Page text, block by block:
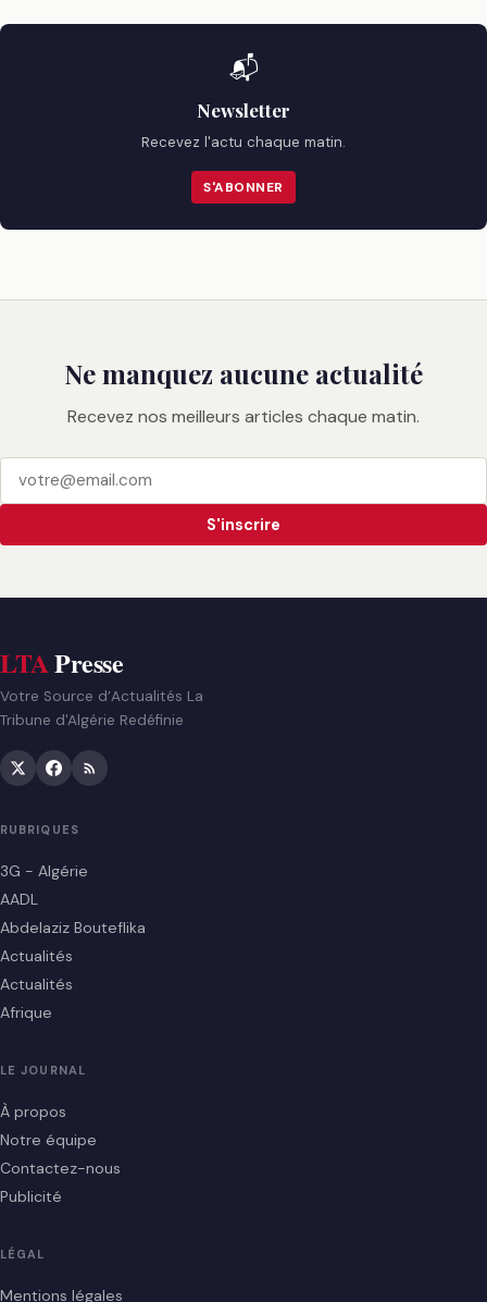
📬
Newsletter
Recevez l'actu chaque matin.
S'ABONNER
Ne manquez aucune actualité
Recevez nos meilleurs articles chaque matin.
S'inscrire
LTAPresse
Votre Source d’Actualités La
Tribune d'Algérie Redéfinie
RUBRIQUES
3G - Algérie
AADL
Abdelaziz Bouteflika
Actualités
Actualités
Afrique
LE JOURNAL
À propos
Notre équipe
Contactez-nous
Publicité
LÉGAL
Mentions légales